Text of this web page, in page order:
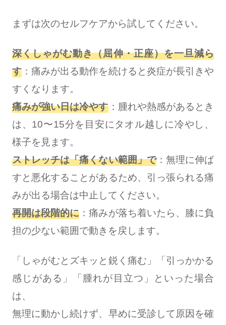
まずは次のセルフケアから試してください。
深くしゃがむ動き（屈伸・正座）を一旦減ら
す：痛みが出る動作を続けると炎症が長引きや
すくなります。
痛みが強い日は冷やす：腫れや熱感があるとき
は、10〜15分を目安にタオル越しに冷やし、
様子を見ます。
ストレッチは「痛くない範囲」で：無理に伸ば
すと悪化することがあるため、引っ張られる痛
みが出る場合は中止してください。
再開は段階的に ：痛みが落ち着いたら、膝に負
担の少ない範囲で動きを戻します。
「しゃがむとズキッと鋭く痛む」「引っかかる
感じがある」「腫れが目立つ」といった場合
は、
無理に動かし続けず、早めに受診して原因を確